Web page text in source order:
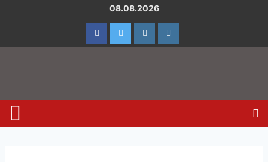
08.08.2026